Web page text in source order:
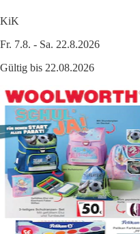
KiK
Fr. 7.8. - Sa. 22.8.2026
Gültig bis 22.08.2026